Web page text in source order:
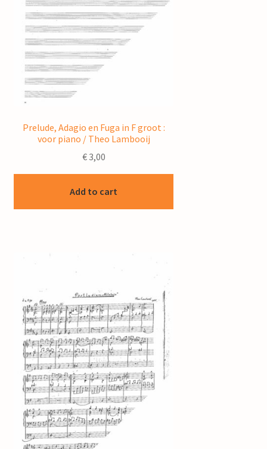
Prelude, Adagio en Fuga in F groot :
voor piano / Theo Lambooij
€3,00
Add to cart